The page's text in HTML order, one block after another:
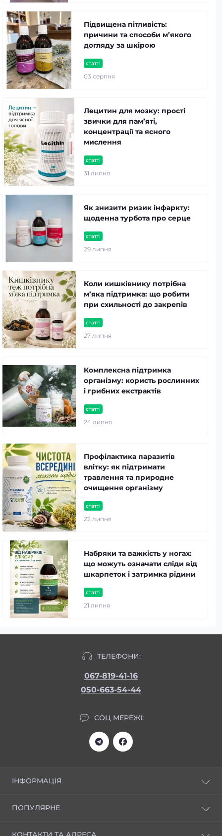
статті
03 серпня
Підвищена пітливість:
причини та способи м’якого
догляду за шкірою
статті
31 липня
Лецитин для мозку: прості
звички для пам’яті,
концентрації та ясного
мислення
статті
29 липня
Як знизити ризик інфаркту:
щоденна турбота про серце
статті
27 липня
Коли кишківнику потрібна
м’яка підтримка: що робити
при схильності до закрепів
статті
24 липня
Комплексна підтримка
організму: користь рослинних
і грибних екстрактів
статті
22 липня
Профілактика паразитів
влітку: як підтримати
травлення та природне
очищення організму
статті
21 липня
Набряки та важкість у ногах:
що можуть означати сліди від
шкарпеток і затримка рідини
ТЕЛЕФОНИ:
067-819-41-16
050-663-54-44
СОЦ МЕРЕЖІ:
ІНФОРМАЦІЯ
Відгуки
ПОПУЛЯРНЕ